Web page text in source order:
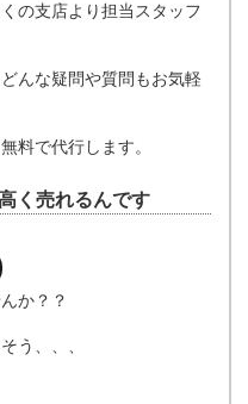
の支店より担当スタッフ
んな疑問や質問もお気軽
料で代行します。
く売れるんです
か？？
う、、、